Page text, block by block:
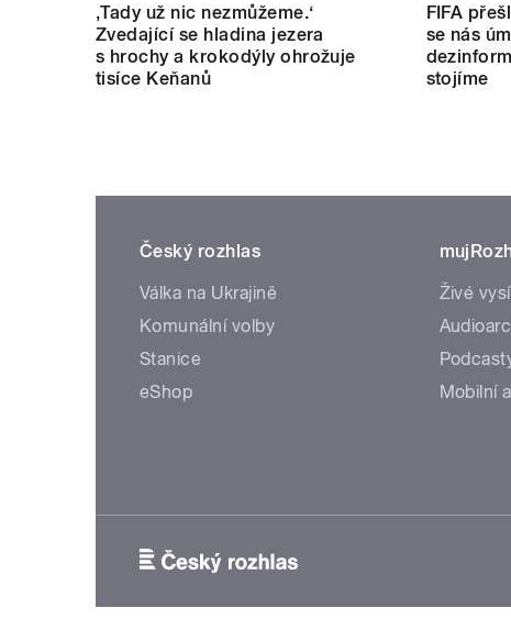
‚Tady už nic nezmůžeme.‘
Zvedající se hladina jezera
s hrochy a krokodýly ohrožuje
tisíce Keňanů
FIFA
se nás
stojíme
Český rozhlas
Válka na Ukrajině
Komunální volby
Stanice
eShop
Živé
Mobilní